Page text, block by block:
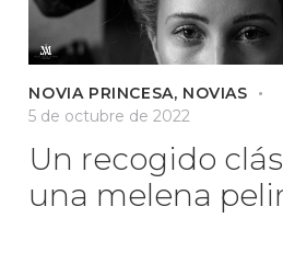
NOVIA PRINCESA, NOVIAS
5 de octubre de 2022
Un recogido
una melena